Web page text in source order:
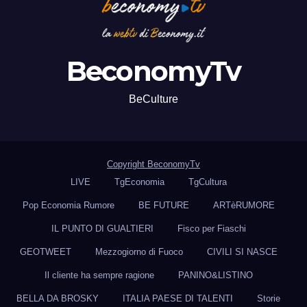
BeconomyTv
BeCulture
Copyright BeconomyTv
LIVE
TgEconomia TgCultura
Pop Economia Rumore BE FUTURE ARTèRUMORE
IL PUNTO DI GUALTIERI Fisco per Fiaschi
GEOTWEET Mezzogiorno di Fuoco CIVILI SI NASCE
Il cliente ha sempre ragione PANINO&LISTINO
BELLA DA BROSKY ITALIA PAESE DI TALENTI Storie